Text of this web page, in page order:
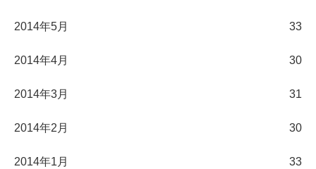
2014年5月 33
2014年4月 30
2014年3月 31
2014年2月 30
2014年1月 33